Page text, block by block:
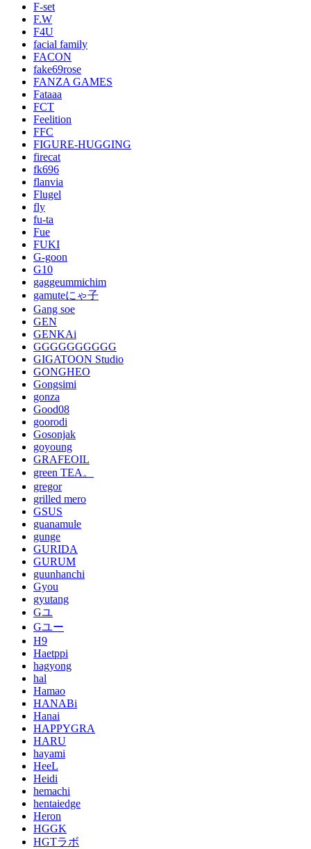
F-set
F.W
F4U
facial family
FACON
fake69rose
FANZA GAMES
Fataaa
FCT
Feelition
FFC
FIGURE-HUGGING
firecat
fk696
flanvia
Flugel
fly
fu-ta
Fue
FUKI
G-goon
G10
gaggeummichim
gamuteにゃ子
Gang soe
GEN
GENKAi
GGGGGGGGGG
GIGATOON Studio
GONGHEO
Gongsimi
gonza
Good08
goorodi
Gosonjak
goyoung
GRAFEOIL
green TEA。
gregor
grilled mero
GSUS
guanamule
gunge
GURIDA
GURUM
guunhanchi
Gyou
gyutang
Gユ
Gユー
H9
Haetppi
hagyong
hal
Hamao
HANABi
Hanai
HAPPYGRA
HARU
hayami
HeeL
Heidi
hemachi
hentaiedge
Heron
HGGK
HGTラボ